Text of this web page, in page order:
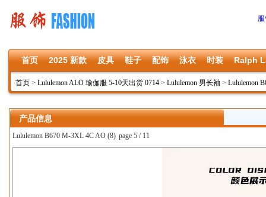
首页 2025 新款 皮具 鞋子 配饰 泳衣 时装 Ralph
首页 > Lululemon ALO 瑜伽服 5-10天出货 0714 > Lululemon 男长袖 > Lululemon
产品信息
Lululemon B670 M-3XL 4C AO (8) page 5 / 11